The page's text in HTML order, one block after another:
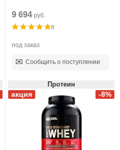
9 694 руб.
8
под заказ
Сообщить о поступлении
Протеин